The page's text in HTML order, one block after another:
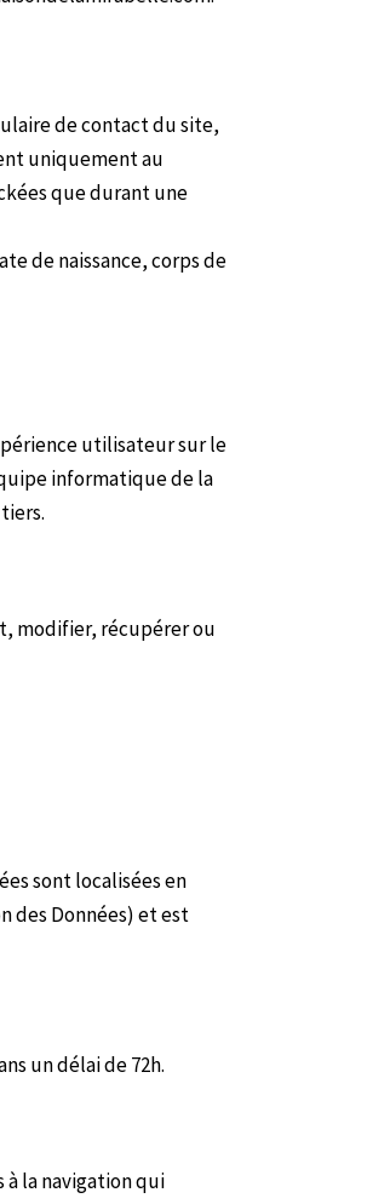
de contact du site,
uniquement au
que durant une
de naissance, corps de
utilisateur sur le
informatique de la
modifier, récupérer ou
sont localisées en
des Données) et est
un délai de 72h.
la navigation qui